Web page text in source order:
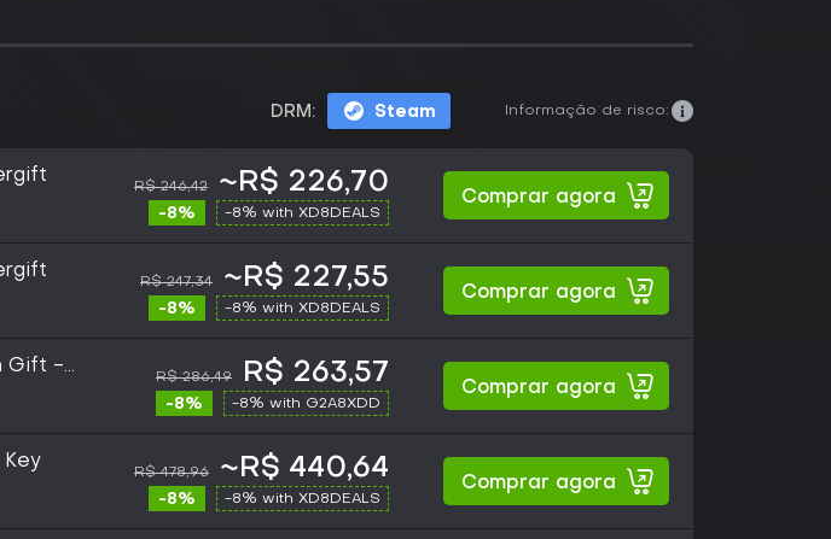
DRM: Steam Informação de risco:
R$ 246,42 ~R$ 226,70
-8% -8% with XD8DEALS
Comprar agora
R$ 247,34 ~R$ 227,55
-8% -8% with XD8DEALS
Comprar agora
Gift -
R$ 286,49 R$ 263,57
-8% -8% with G2A8XDD
Comprar agora
R$ 478,96 ~R$ 440,64
-8% -8% with XD8DEALS
Comprar agora